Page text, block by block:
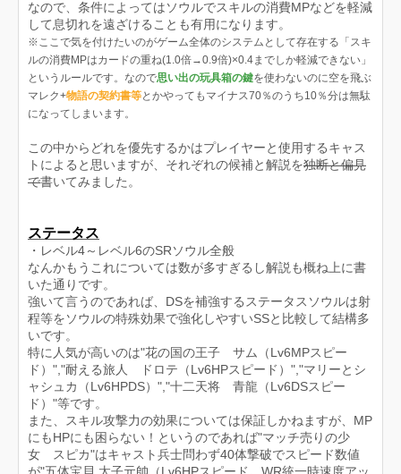
なので、条件によってはソウルでスキルの消費MPなどを軽減
して息切れを遠ざけることも有用になります。
※ここで気を付けたいのがゲーム全体のシステムとして存在する「スキ
ルの消費MPはカードの重ね(1.0倍→0.9倍)×0.4までしか軽減できない」
というルールです。なので思い出の玩具箱の鍵を使わないのに空を飛ぶ
マレク+物語の契約書等とかやってもマイナス70％のうち10％分は無駄
になってしまいます。
この中からどれを優先するかはプレイヤーと使用するキャス
トによると思いますが、それぞれの候補と解説を独断と偏見
で書いてみました。
ステータス
・レベル4～レベル6のSRソウル全般
なんかもうこれについては数が多すぎるし解説も概ね上に書
いた通りです。
強いて言うのであれば、DSを補強するステータスソウルは射
程等をソウルの特殊効果で強化しやすいSSと比較して結構多
いです。
特に人気が高いのは"花の国の王子 サム（Lv6MPスピー
ド）","耐える旅人 ドロテ（Lv6HPスピード）","マリーとシ
ャシュカ（Lv6HPDS）","十二天将 青龍（Lv6DSスピー
ド）"等です。
また、スキル攻撃力の効果については保証しかねますが、MP
にもHP​にも困らない！というのであれば"マッチ売りの少
女 スピカ"はキャスト兵士問わず40体撃破でスピード数値